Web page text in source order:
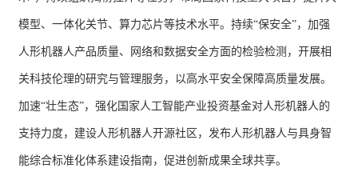
模型、一体化关节、算力芯片等技术水平。持续“保安全”，加强
人形机器人产品质量、网络和数据安全方面的检验检测，开展相
关科技伦理的研究与管理服务，以高水平安全保障高质量发展。
加速“壮生态”，强化国家人工智能产业投资基金对人形机器人的
支持力度，建设人形机器人开源社区，发布人形机器人与具身智
能综合标准化体系建设指南，促进创新成果全球共享。